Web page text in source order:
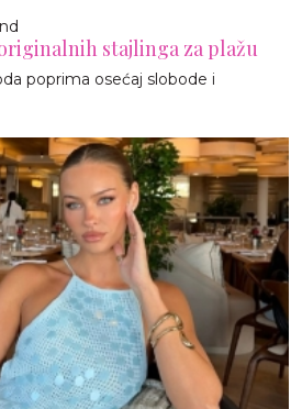
stajlinga za plažu
poprima osećaj slobode i